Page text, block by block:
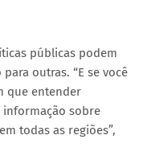
públicas podem
outras. “E se você
que entender
informação sobre
todas as regiões”,